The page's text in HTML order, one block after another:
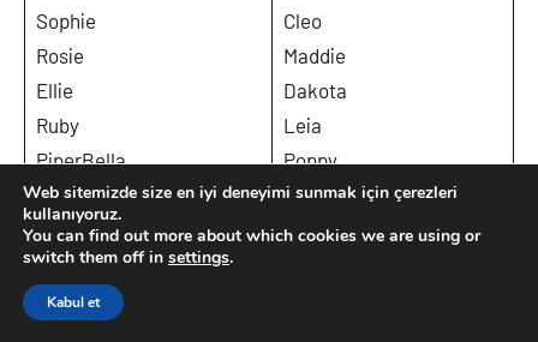
Sophie
Rosie
Ellie
Ruby
PiperBella
Luna
Lucy
Daisy
Lola
Cleo
Maddie
Dakota
Leia
Poppy
Josie
Harper
Web sitemizde size en iyi deneyimi sunmak için çerezleri
kullanıyoruz.
You can find out more about which cookies we are using or
switch them off in settings.
Kabul et